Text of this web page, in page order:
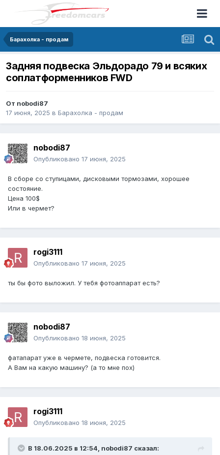
Барахолка - продам
Задняя подвеска Эльдорадо 79 и всяких
соплатформенников FWD
От nobodi87
17 июня, 2025 в Барахолка - продам
nobodi87
Опубликовано 17 июня, 2025
В сборе со ступицами, дисковыми тормозами, хорошее
состояние.
Цена 100$
Или в чермет?
rogi3111
Опубликовано 17 июня, 2025
ты бы фото выложил. У тебя фотоаппарат есть?
nobodi87
Опубликовано 18 июня, 2025
фатапарат уже в чермете, подвеска готовится.
А Вам на какую машину? (а то мне пох)
rogi3111
Опубликовано 18 июня, 2025
В 18.06.2025 в 12:54, nobodi87 сказал: